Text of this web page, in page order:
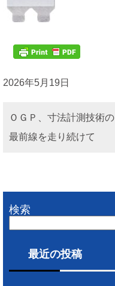
2026年5月19日
ＯＧＰ、寸法計測技術の
最前線を走り続けて
検索
最近の投稿